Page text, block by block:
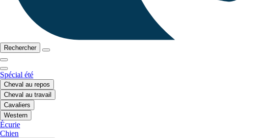
Rechercher
Spécial été
Cheval au repos
Cheval au travail
Cavaliers
Western
Écurie
Chien